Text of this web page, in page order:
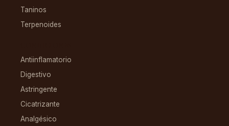
Taninos
Terpenoides
Antiinflamatorio
Digestivo
Astringente
Cicatrizante
Analgésico